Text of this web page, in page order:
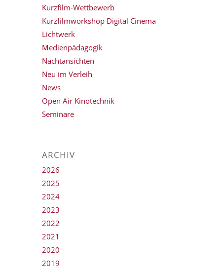
Kurzfilm-Wettbewerb
Kurzfilmworkshop Digital Cinema
Lichtwerk
Medienpädagogik
Nachtansichten
Neu im Verleih
News
Open Air Kinotechnik
Seminare
ARCHIV
2026
2025
2024
2023
2022
2021
2020
2019